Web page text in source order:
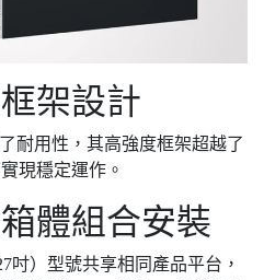
架設計
耐用性，其高強度框架超越了
現穩定運作。
體組合安裝
吋）型號共享相同產品平台，